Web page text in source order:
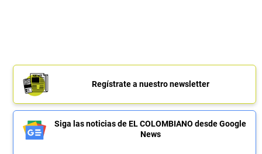
Regístrate a nuestro newsletter
Siga las noticias de EL COLOMBIANO desde Google
News